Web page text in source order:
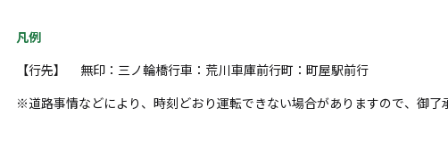
凡例
【行先】
無印：三ノ輪橋行車：荒川車庫前行町：町屋駅前行
※道路事情などにより、時刻どおり運転できない場合がありますので、御了